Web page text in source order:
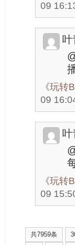
09
叶
《玩转
09
叶
《玩转
09
共7959条